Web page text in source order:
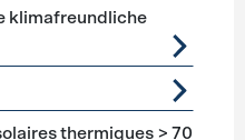
klimafreundliche
thermiques > 70